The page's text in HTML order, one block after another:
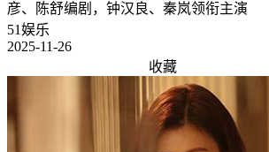
彦、陈舒编剧，钟汉良、秦岚领衔主演
51娱乐
2025-11-26
收藏